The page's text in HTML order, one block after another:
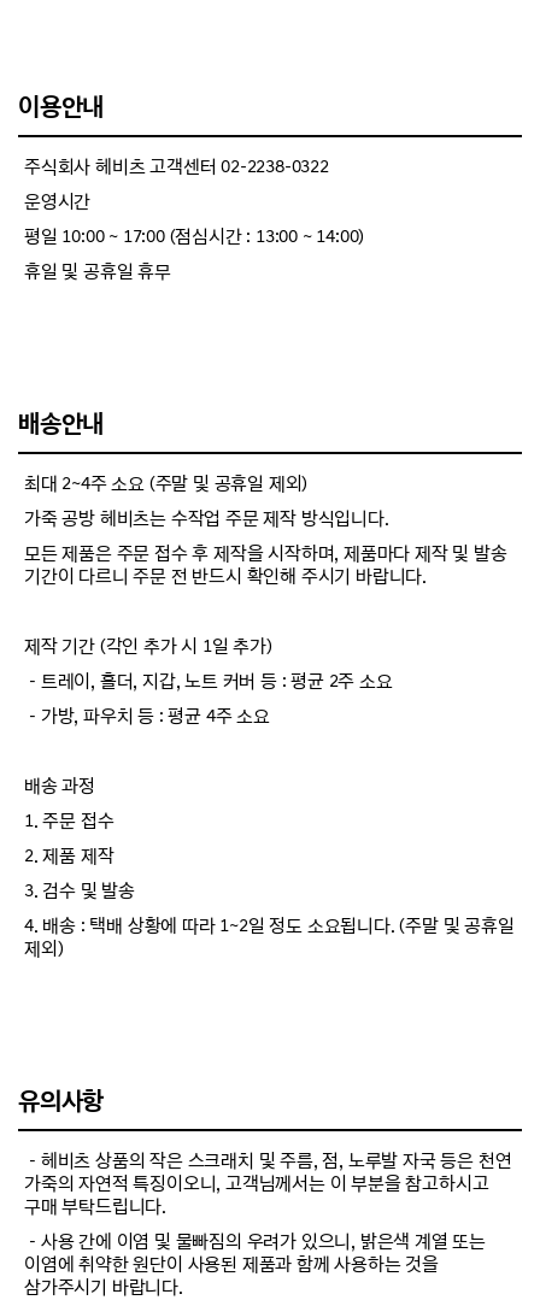
이용안내
주식회사 헤비츠 고객센터 02-2238-0322
운영시간
평일 10:00 ~ 17:00 (점심시간 : 13:00 ~ 14:00)
휴일 및 공휴일 휴무
배송안내
최대 2~4주 소요 (주말 및 공휴일 제외)
가죽 공방 헤비츠는 수작업 주문 제작 방식입니다.
모든 제품은 주문 접수 후 제작을 시작하며, 제품마다 제작 및 발송
기간이 다르니 주문 전 반드시 확인해 주시기 바랍니다.
제작 기간 (각인 추가 시 1일 추가)
－트레이, 홀더, 지갑, 노트 커버 등 : 평균 2주 소요
－가방, 파우치 등 : 평균 4주 소요
배송 과정
1. 주문 접수
2. 제품 제작
3. 검수 및 발송
4. 배송 : 택배 상황에 따라 1~2일 정도 소요됩니다. (주말 및 공휴일
제외)
유의사항
－헤비츠 상품의 작은 스크래치 및 주름, 점, 노루발 자국 등은 천연
가죽의 자연적 특징이오니, 고객님께서는 이 부분을 참고하시고
구매 부탁드립니다.
－사용 간에 이염 및 물빠짐의 우려가 있으니, 밝은색 계열 또는
이염에 취약한 원단이 사용된 제품과 함께 사용하는 것을
삼가주시기 바랍니다.